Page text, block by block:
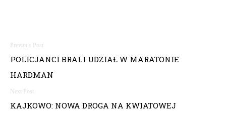
N
a
w
i
POLICJANCI BRALI UDZIAŁ W MARATONIE
HARDMAN
KAJKOWO: NOWA DROGA NA KWIATOWEJ